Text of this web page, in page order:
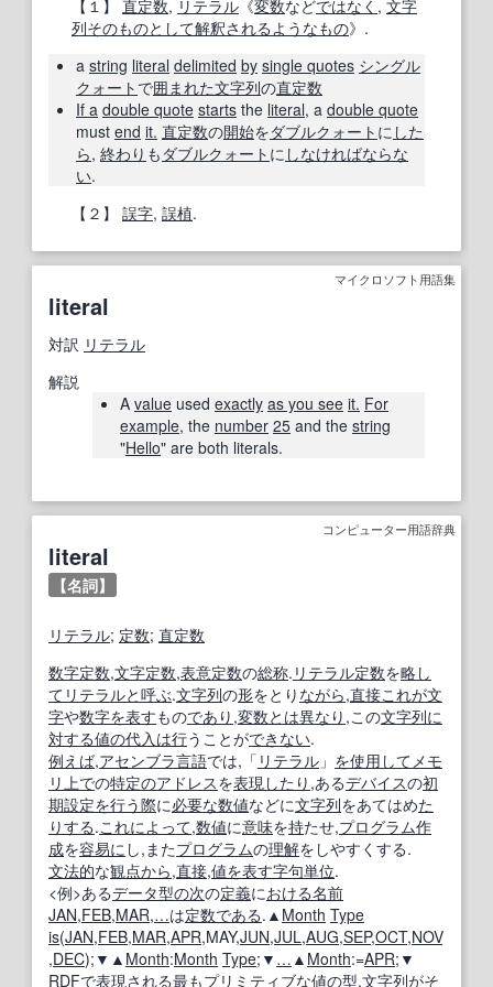
【１】 直定数, リテラル 《変数などではなく , 文字
列そのものとして解釈されるようなもの》.
a string literal delimited by single quotes シングル
クォート で囲まれた文字列の直定数
If a double quote starts the literal, a double quote
must end it. 直定数の開始をダブルクォート に した
ら, 終わり も ダブルクォート に しなければならな
い.
【２】 誤字, 誤植.
マイクロソフト用語集
literal
対訳 リテラル
解説
A value used exactly as you see it. For
example, the number 25 and the string
"Hello" are both literals.
コンピューター用語辞典
literal
【名詞】
リテラル; 定数; 直定数
数字定数,文字定数,表意定数の総称. リテラル定数を略し
て リテラルと呼ぶ.文字列の形をとり ながら,直接これが文
字や数字を表すものであり ,変数とは異なり ,この文字列に
対する値の代入は行うことができない.
例えば,アセンブラ言語では,「 リテラル 」 を使用してメモ
リ上での特定のアドレスを表現したり ,あるデバイスの初
期設定を行う際に必要な数値などに文字列をあてはめた
りする.これによって,数値に意味を持たせ,プログラム作
成を容易に し,またプログラムの理解をしやすくする.
文法的な観点から,直接,値を表す字句単位.
<例>あるデータ型の次の定義における名前
JAN,FEB,MAR,…は定数である.▲ Month Type
is(JAN,FEB,MAR,APR,MAY,JUN,JUL,AUG,SEP,OCT,NOV
,DEC);▼▲ Month:Month Type;▼ … ▲ Month:=APR;▼
RDFで表現される最もプリミティブな値の型.文字列がそ